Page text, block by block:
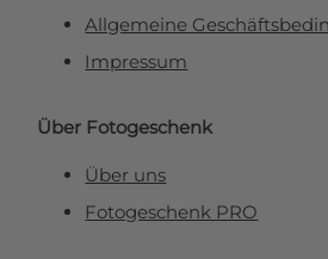
Allgemeine
Impressum
Über Fotogeschenk
Über uns
Fotogeschenk PRO